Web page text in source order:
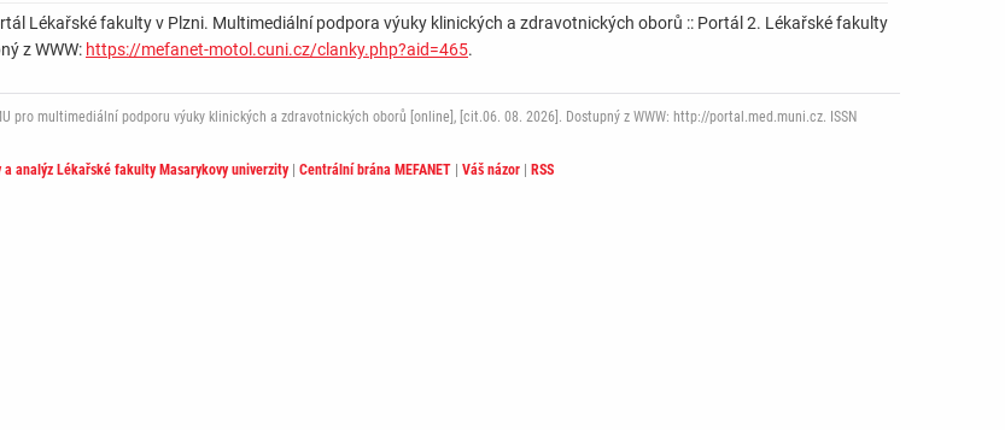
Lékařské fakulty v Plzni. Multimediální podpora výuky klinických a zdravotnických oborů :: Portál 2. Lékařské fakulty
z WWW: https://mefanet-motol.cuni.cz/clanky.php?aid=465.
pro multimediální podporu výuky klinických a zdravotnických oborů [online], [cit.06. 08. 2026]. Dostupný z WWW: http://portal.med.muni.cz. ISSN
analýz Lékařské fakulty Masarykovy univerzity| Centrální brána MEFANET Váš názor RSS